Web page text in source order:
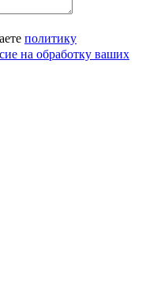
политику
на обработку ваших